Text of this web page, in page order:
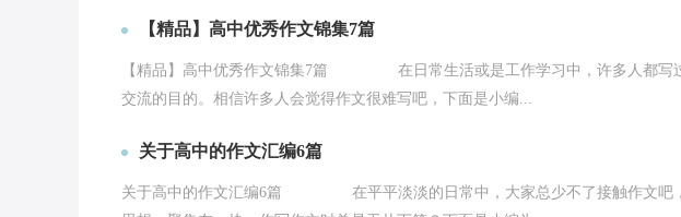
【精品】高中优秀作文锦集7篇
【精品】高中优秀作文锦集7篇 在日常生活或是工作学习中，许多人都写过
交流的目的。相信许多人会觉得作文很难写吧，下面是小编...
关于高中的作文汇编6篇
关于高中的作文汇编6篇 在平平淡淡的日常中，大家总少不了接触作文吧，